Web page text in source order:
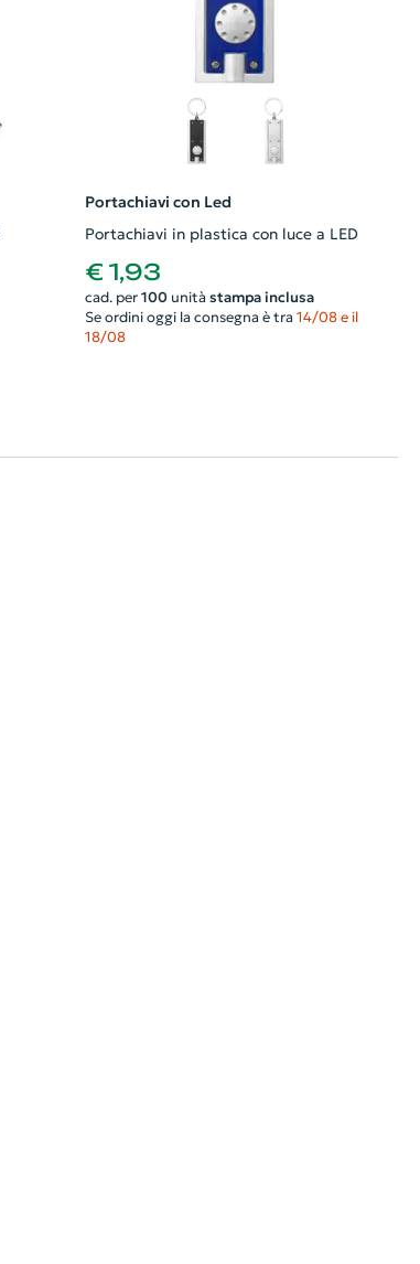
Portachiavi con Led
Portachiavi in plastica con luce a LED
€ 1,93
cad. per 100unità stampa inclusa
Se ordini oggi la consegna è tra 14/08 e il
18/08